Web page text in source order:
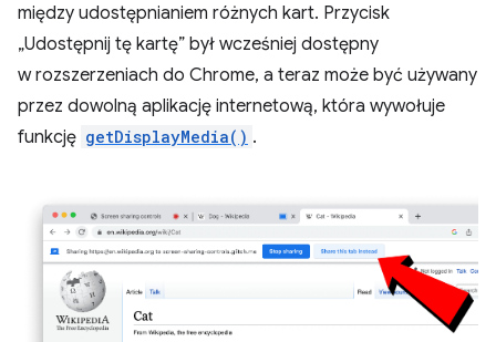
między udostępnianiem różnych kart. Przycisk
„Udostępnij tę kartę” był wcześniej dostępny
w rozszerzeniach do Chrome, a teraz może być używany
przez dowolną aplikację internetową, która wywołuje
funkcję getDisplayMedia() .